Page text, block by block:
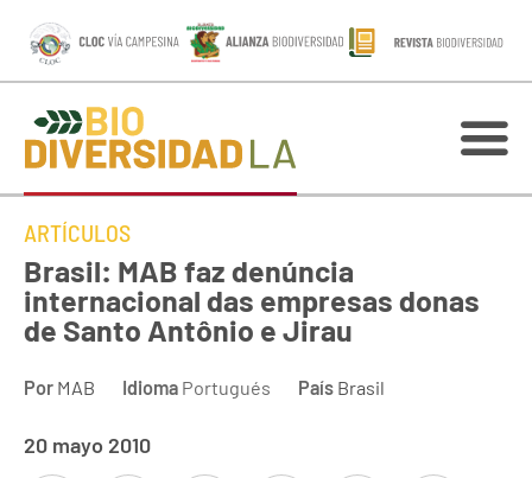
ARTÍCULOS
Brasil: MAB faz denúncia
internacional das empresas donas
de Santo Antônio e Jirau
Por MAB Idioma Portugués País Brasil
20 mayo 2010